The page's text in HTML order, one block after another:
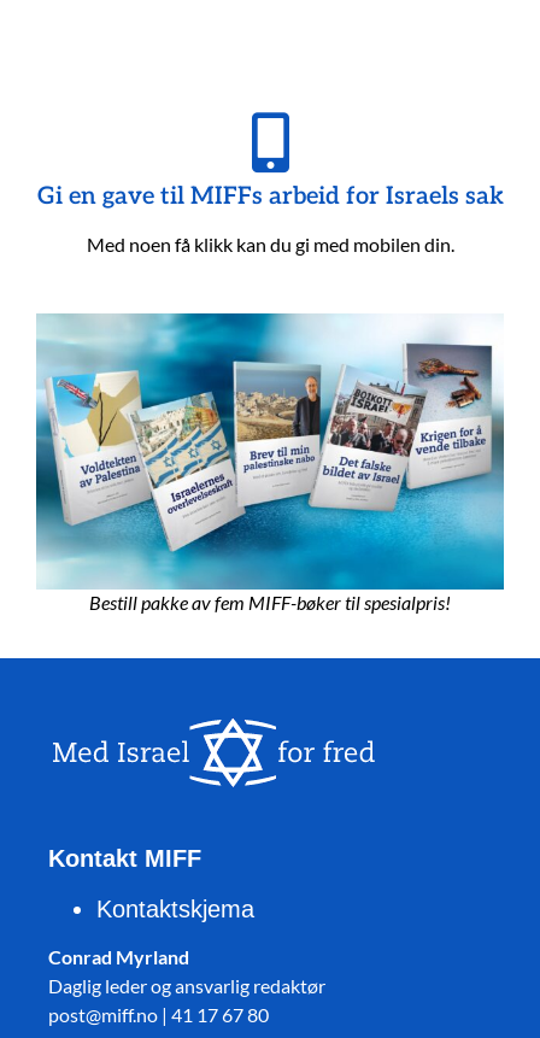
Gi en gave til MIFFs arbeid for Israels sak
Med noen få klikk kan du gi med mobilen din.
Bestill pakke av fem MIFF-bøker til spesialpris!
Kontakt MIFF
Kontaktskjema
Conrad Myrland
Daglig leder og ansvarlig redaktør
post@miff.no | 41 17 67 80